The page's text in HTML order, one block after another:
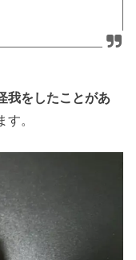
我をしたことがあ
。